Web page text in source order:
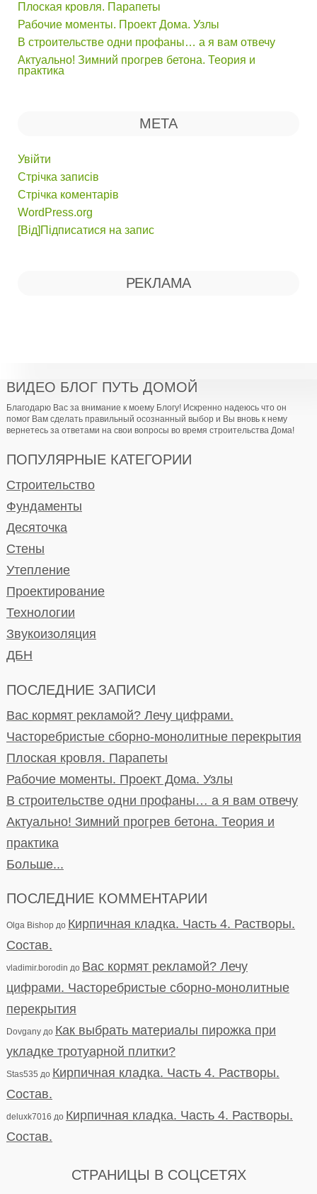
Плоская кровля. Парапеты
Рабочие моменты. Проект Дома. Узлы
В строительстве одни профаны… а я вам отвечу
Актуально! Зимний прогрев бетона. Теория и
практика
МЕТА
Увійти
Стрічка записів
Стрічка коментарів
WordPress.org
[Від]Підписатися на запис
РЕКЛАМА
ВИДЕО БЛОГ ПУТЬ ДОМОЙ
Благодарю Вас за внимание к моему Блогу! Искренно надеюсь что он
помог Вам сделать правильный осознанный выбор и Вы вновь к нему
вернетесь за ответами на свои вопросы во время строительства Дома!
ПОПУЛЯРНЫЕ КАТЕГОРИИ
Строительство
Фундаменты
Десяточка
Стены
Утепление
Проектирование
Технологии
Звукоизоляция
ДБН
ПОСЛЕДНИЕ ЗАПИСИ
Вас кормят рекламой? Лечу цифрами.
Часторебристые сборно-монолитные перекрытия
Плоская кровля. Парапеты
Рабочие моменты. Проект Дома. Узлы
В строительстве одни профаны… а я вам отвечу
Актуально! Зимний прогрев бетона. Теория и
практика
Больше...
ПОСЛЕДНИЕ КОММЕНТАРИИ
Olga Bishopдо Кирпичная кладка. Часть 4. Растворы.
Состав.
vladimir.borodin до Вас кормят рекламой? Лечу
цифрами. Часторебристые сборно-монолитные
перекрытия
Dovganyдо Как выбрать материалы пирожка при
укладке тротуарной плитки?
Stas535 до Кирпичная кладка. Часть 4. Растворы.
Состав.
deluxk7016 до Кирпичная кладка. Часть 4. Растворы.
Состав.
СТРАНИЦЫ В СОЦСЕТЯХ